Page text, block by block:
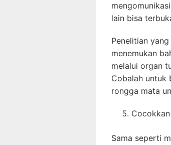
lain bisa
Penelitian
menemukan
melalui organ
Cobalah untuk
rongga mata
Sama seperti